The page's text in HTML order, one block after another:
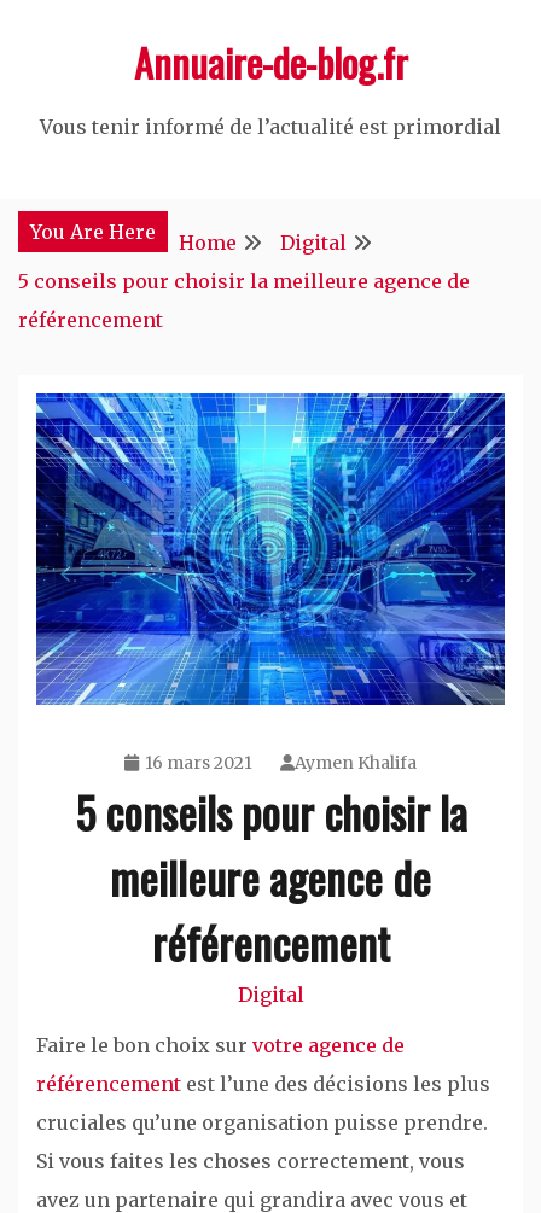
Annuaire-de-blog.fr
Vous tenir informé de l’actualité est primordial
You Are Here Home
Digital
5 conseils pour choisir la meilleure agence de
référencement
16 mars 2021 Aymen Khalifa
5 conseils pour choisir la
meilleure agence de
référencement
Digital
Faire le bon choix sur votre agence de
référencement est l’une des décisions les plus
cruciales qu’une organisation puisse prendre.
Si vous faites les choses correctement, vous
avez un partenaire qui grandira avec vous et